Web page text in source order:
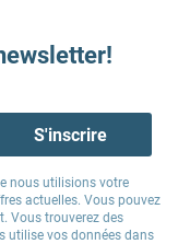
S'inscrire
nous utilisions votre
actuelles. Vous pouvez
Vous trouverez des
utilise vos données dans